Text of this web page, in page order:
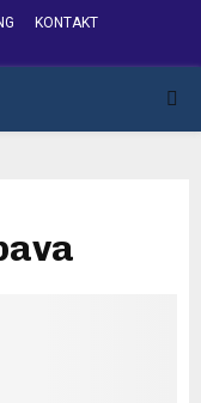
KONTAKT